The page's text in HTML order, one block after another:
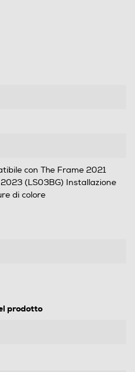
con The Frame 2021
(LS03BG) Installazione
di colore
prodotto